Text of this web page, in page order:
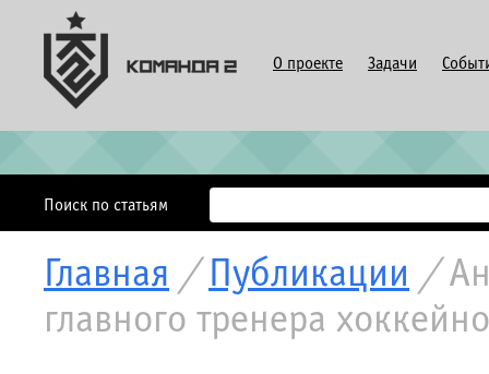
О проекте Задачи
Поиск по статьям
Главная / Публикации /
главного тренера